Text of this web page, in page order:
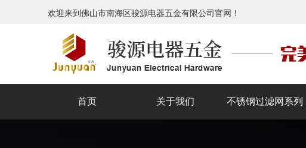
欢迎来到佛山市南海区骏源电器五金有限公司官网！
首页 关于我们 不锈钢过滤网系列